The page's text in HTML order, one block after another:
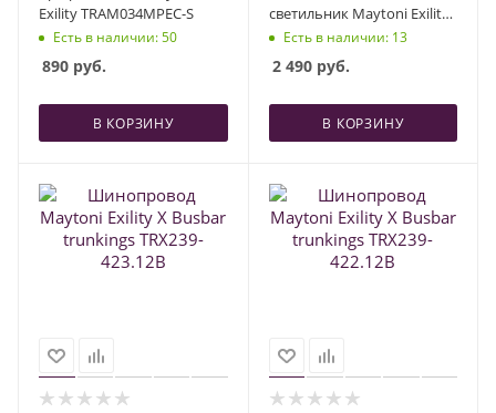
Exility TRAM034MPEC-S
Есть в наличии: 50
890 руб.
В КОРЗИНУ
светильник Maytoni Exility
Points TR031-2-6W3K-B
Есть в наличии: 13
2 490руб.
В КОРЗИНУ